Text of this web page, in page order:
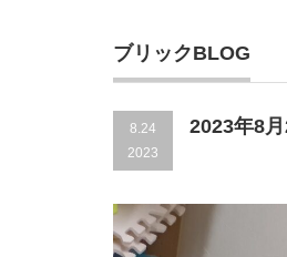
ブリックBLOG
8.24
2023
2023年8